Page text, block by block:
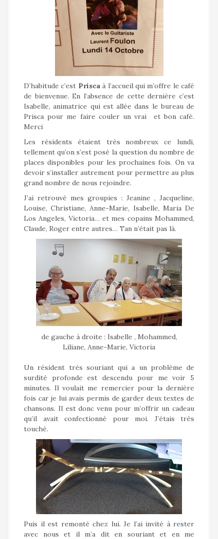
D’habitude c’est Priscaà l’accueil qui m’offre le café
de bienvenue. En l’absence de cette dernière c’est
Isabelle, animatrice qui est allée dans le bureau de
Prisca pour me faire couler un vrai et bon café.
Merci
Les résidents étaient très nombreux ce lundi,
tellement qu’on s’est posé la question du nombre de
places disponibles pour les prochaines fois. On va
devoir s’installer autrement pour permettre au plus
grand nombre de nous rejoindre.
J’ai retrouvé mes groupies : Jeanine , Jacqueline,
Louise, Christiane, Anne-Marie, Isabelle, Maria De
Los Angeles, Victoria… et mes copains Mohammed,
Claude, Roger entre autres… Tan n’était pas là.
de gauche à droite : Isabelle , Mohammed,
Liliane, Anne-Marie, Victoria
Un résident très souriant qui a un problème de
surdité profonde est descendu pour me voir 5
minutes. Il voulait me remercier pour la dernière
fois car je lui avais permis de garder deux textes de
chansons. Il est donc venu pour m’offrir un cadeau
qu’il avait confectionné pour moi. J’étais très
touché.
Puis il est remonté chez lui. Je l’ai invité à rester
avec nous et il m’a dit en souriant et en me